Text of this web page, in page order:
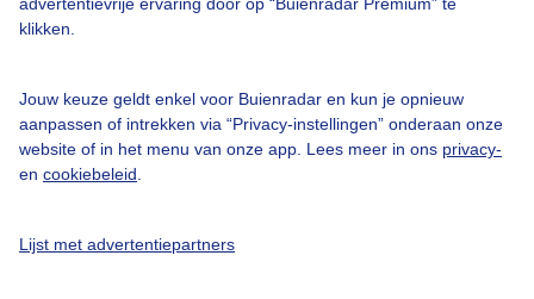
klikken.
Jouw keuze geldt enkel voor Buienradar en kun je opnieuw
aanpassen of intrekken via “Privacy-instellingen” onderaan onze
website of in het menu van onze app. Lees meer in ons privacy-
en cookiebeleid
Lijst met advertentiepartners
Privacy beleid
Privacy instellingen
Gratis weerdata
Buienradar